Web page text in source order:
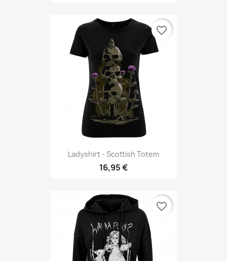
Ladyshirt - Scottish Totem
16,95 €
favorite_border
favorite_border